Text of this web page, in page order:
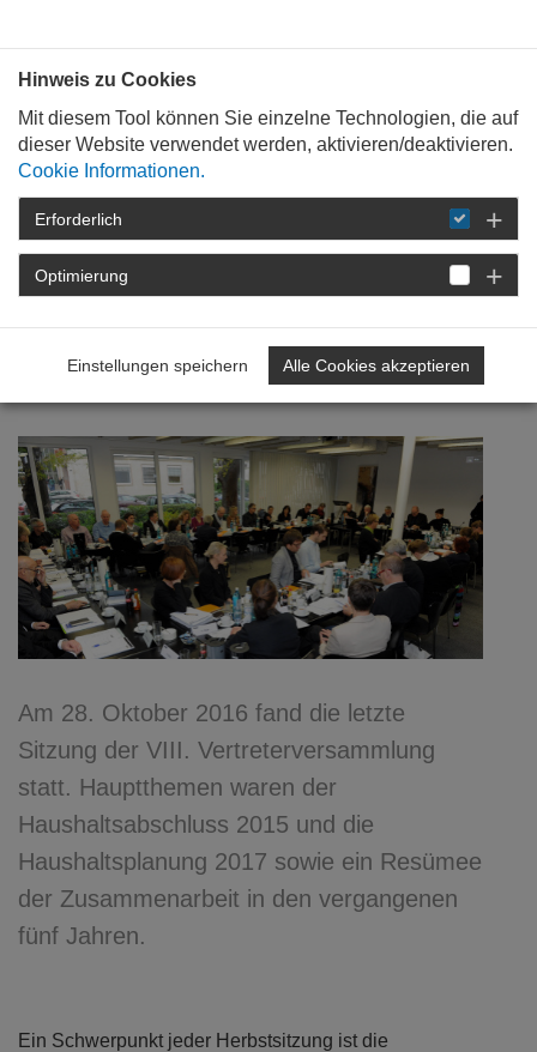
STARTSEITE DETAIL
Vertreterversammlung im
Oktober 2016
Am 28. Oktober 2016 fand die letzte
Sitzung der VIII. Vertreterversammlung
statt. Hauptthemen waren der
Haushaltsabschluss 2015 und die
Haushaltsplanung 2017 sowie ein Resümee
der Zusammenarbeit in den vergangenen
fünf Jahren.
Ein Schwerpunkt jeder Herbstsitzung ist die
Hinweis zu Cookies
Mit diesem Tool können Sie einzelne Technologien, die auf
dieser Website verwendet werden, aktivieren/deaktivieren.
Cookie Informationen.
Erforderlich
Optimierung
Einstellungen speichern Alle Cookies akzeptieren